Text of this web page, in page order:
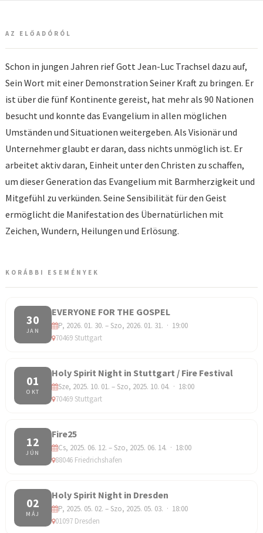
AZ ELŐADÓRÓL
Schon in jungen Jahren rief Gott Jean-Luc Trachsel dazu auf,
Sein Wort mit einer Demonstration Seiner Kraft zu bringen. Er
ist über die fünf Kontinente gereist, hat mehr als 90 Nationen
besucht und konnte das Evangelium in allen möglichen
Umständen und Situationen weitergeben. Als Visionär und
Unternehmer glaubt er daran, dass nichts unmöglich ist. Er
arbeitet aktiv daran, Einheit unter den Christen zu schaffen,
um dieser Generation das Evangelium mit Barmherzigkeit und
Mitgefühl zu verkünden. Seine Sensibilität für den Geist
ermöglicht die Manifestation des Übernatürlichen mit
Zeichen, Wundern, Heilungen und Erlösung.
KORÁBBI ESEMÉNYEK
30
JAN
EVERYONE FOR THE GOSPEL
P, 2026. 01. 30. – Szo, 2026. 01. 31. · 19:00
70469 Stuttgart
01
OKT
Holy Spirit Night in Stuttgart / Fire Festival
Sze, 2025. 10. 01. – Szo, 2025. 10. 04. · 18:00
70469 Stuttgart
12
JÚN
Fire25
Cs, 2025. 06. 12. – Szo, 2025. 06. 14. · 18:00
88046 Friedrichshafen
02
MÁJ
Holy Spirit Night in Dresden
P, 2025. 05. 02. – Szo, 2025. 05. 03. · 18:00
01097 Dresden